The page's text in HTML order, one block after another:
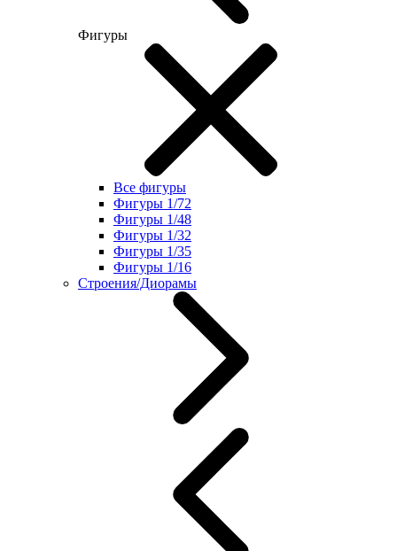
Фигуры
Все фигуры
Фигуры 1/72
Фигуры 1/48
Фигуры 1/32
Фигуры 1/35
Фигуры 1/16
Строения/Диорамы